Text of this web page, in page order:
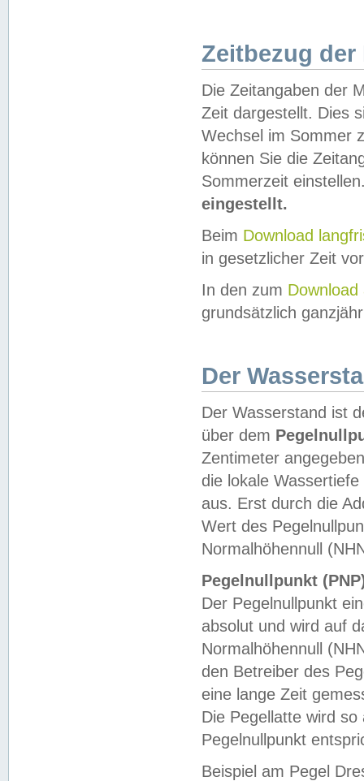
Zeitbezug der
Die Zeitangaben der
Zeit dargestellt. Dies
Wechsel im Sommer
können Sie die
Sommerzeit
eingestellt.
Beim Download
in gesetzlicher Zeit
In den zum Download
grundsätzlich
Der
Der Wasserstand ist
über dem
Zentimeter
die lokale
aus. Erst durch die
Wert des
Normalhöhennull
Pegelnullpunkt
Der Pegelnullpunkt
absolut und wird auf
Normalhöhennull
den Betreiber des
eine lange Zeit
Die Pegellatte wird
Pegelnullpunkt
Beispiel am Pegel